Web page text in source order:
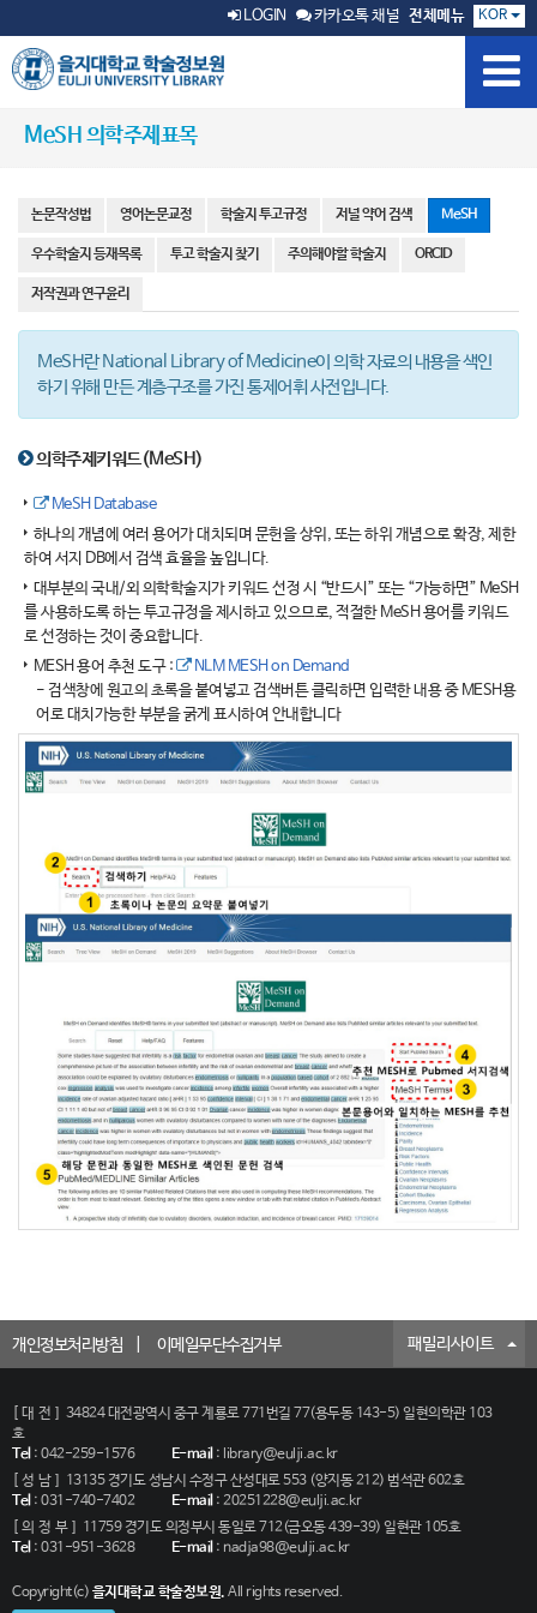
LOGIN 카카오톡 채널 전체메뉴 KOR
MeSH 의학주제표목
논문작성법 영어논문교정 학술지 투고규정 저널 약어 검색 MeSH
우수학술지 등재목록 투고 학술지 찾기 주의해야할 학술지 ORCID
저작권과 연구윤리
MeSH란 National Library of Medicine이 의학 자료의 내용을 색인
하기 위해 만든 계층구조를 가진 통제어휘 사전입니다.
의학주제키워드(MeSH)
MeSH Database
하나의 개념에 여러 용어가 대치되며 문헌을 상위, 또는 하위 개념으로 확장, 제한
하여 서지 DB에서 검색 효율을 높입니다.
대부분의 국내/외 의학학술지가 키워드 선정 시 “반드시” 또는 “가능하면” MeSH
를 사용하도록 하는 투고규정을 제시하고 있으므로, 적절한 MeSH 용어를 키워드
로 선정하는 것이 중요합니다.
MESH 용어 추천 도구 :
NLM MESH on Demand
- 검색창에 원고의 초록을 붙여넣고 검색버튼 클릭하면 입력한 내용 중 MESH용
어로 대치가능한 부분을 굵게 표시하여 안내합니다
개인정보처리방침 이메일무단수집거부 패밀리사이트
[대전]
34824 대전광역시 중구 계룡로 771번길 77(용두동 143-5) 일현의학관 103
호
Tel: 042-259-1576 E-mail: library@eulji.ac.kr
[성남]
13135 경기도 성남시 수정구 산성대로 553 (양지동 212) 범석관 602호
Tel: 031-740-7402 E-mail: 20251228@eulji.ac.kr
[의정부]
11759 경기도 의정부시 동일로 712(금오동 439-39) 일현관 105호
Tel: 031-951-3628 E-mail: nadja98@eulji.ac.kr
Copyright(c) 을지대학교 학술정보원. All rights reserved.